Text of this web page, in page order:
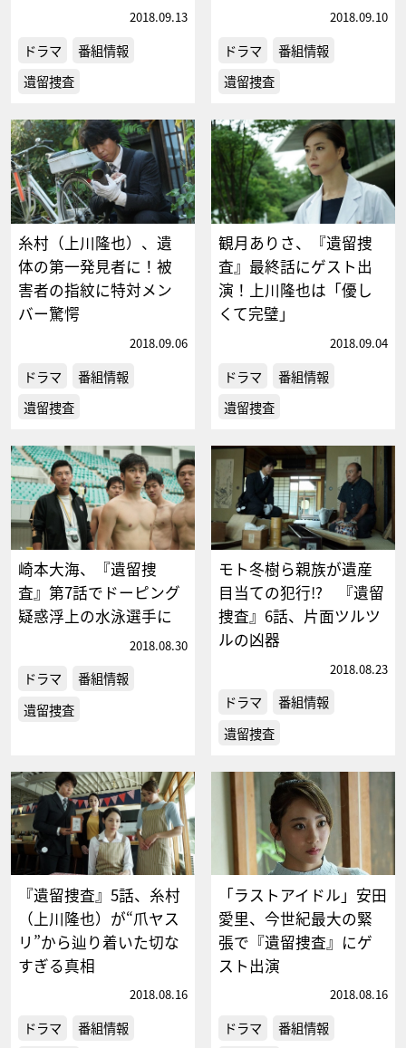
2018.09.13
ドラマ
番組情報
遺留捜査
2018.09.10
ドラマ
番組情報
遺留捜査
糸村（上川隆也）、遺
体の第一発見者に！被
害者の指紋に特対メン
バー驚愕
2018.09.06
ドラマ
番組情報
遺留捜査
観月ありさ、『遺留捜
査』最終話にゲスト出
演！上川隆也は「優し
くて完璧」
2018.09.04
ドラマ
番組情報
遺留捜査
崎本大海、『遺留捜
査』第7話でドーピング
疑惑浮上の水泳選手に
2018.08.30
ドラマ
番組情報
遺留捜査
モト冬樹ら親族が遺産
目当ての犯行!? 『遺留
捜査』6話、片面ツルツ
ルの凶器
2018.08.23
ドラマ
番組情報
遺留捜査
『遺留捜査』5話、糸村
（上川隆也）が“爪ヤス
リ”から辿り着いた切な
すぎる真相
2018.08.16
ドラマ 番組情報
「ラストアイドル」安田
愛里、今世紀最大の緊
張で『遺留捜査』にゲ
スト出演
2018.08.16
ドラマ 番組情報